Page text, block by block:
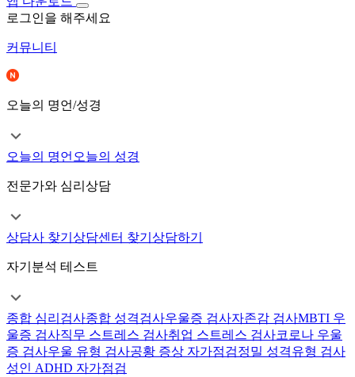
로그인을 해주세요
커뮤니티
오늘의 명언/성경
오늘의 명언 오늘의 성경
전문가와 심리상담
상담사 찾기 상담센터 찾기 상담하기
자기분석 테스트
종합 심리검사종합 성격검사우울증 검사자존감 검사MBTI 우
울증 검사직무 스트레스 검사취업 스트레스 검사코로나 우울
증 검사우울 유형 검사공황 증상 자가점검정밀 성격유형 검사
성인 ADHD 자가점검